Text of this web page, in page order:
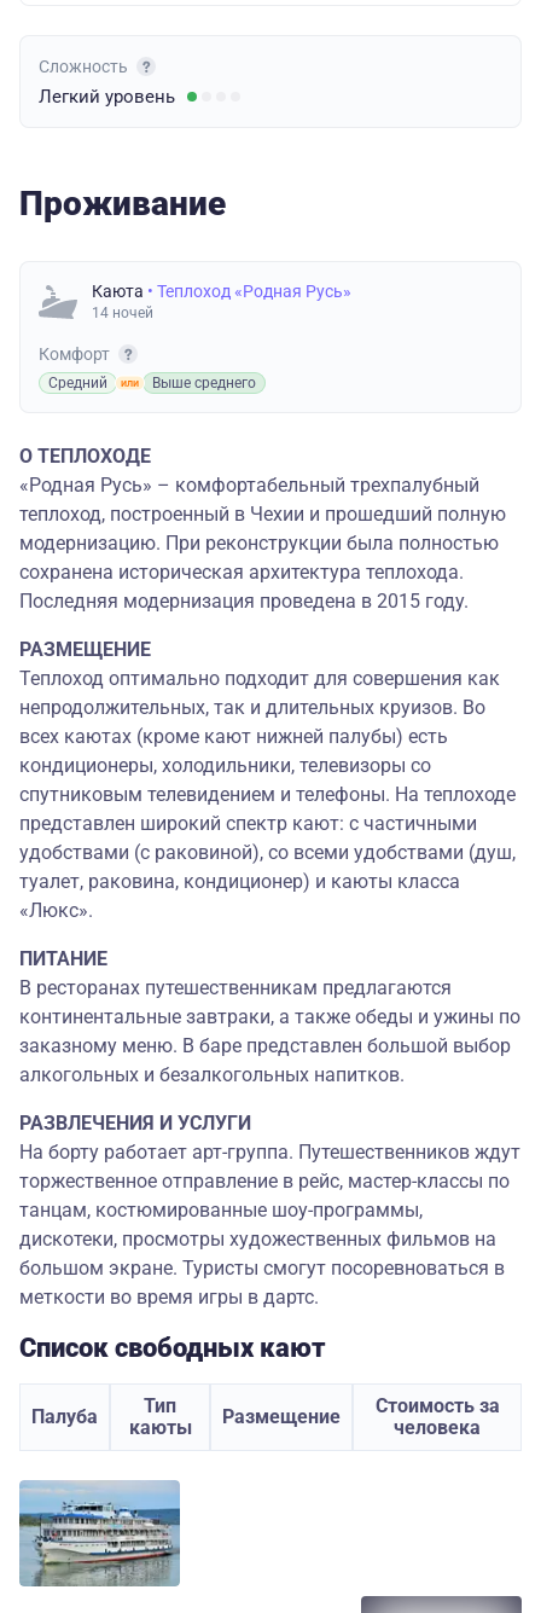
Сложность
Легкий уровень
Проживание
Каюта • Теплоход «Родная Русь»
14 ночей
Комфорт
Средний Выше среднего
О ТЕПЛОХОДЕ
«Родная Русь» – комфортабельный трехпалубный
теплоход, построенный в Чехии и прошедший полную
модернизацию. При реконструкции была полностью
сохранена историческая архитектура теплохода.
Последняя модернизация проведена в 2015 году.
РАЗМЕЩЕНИЕ
Теплоход оптимально подходит для совершения как
непродолжительных, так и длительных круизов. Во
всех каютах (кроме кают нижней палубы) есть
кондиционеры, холодильники, телевизоры со
спутниковым телевидением и телефоны. На теплоходе
представлен широкий спектр кают: с частичными
удобствами (с раковиной), со всеми удобствами (душ,
туалет, раковина, кондиционер) и каюты класса
«Люкс».
ПИТАНИЕ
В ресторанах путешественникам предлагаются
континентальные завтраки, а также обеды и ужины по
заказному меню. В баре представлен большой выбор
алкогольных и безалкогольных напитков.
РАЗВЛЕЧЕНИЯ И УСЛУГИ
На борту работает арт-группа. Путешественников ждут
торжественное отправление в рейс, мастер-классы по
танцам, костюмированные шоу-программы,
дискотеки, просмотры художественных фильмов на
большом экране. Туристы смогут посоревноваться в
меткости во время игры в дартс.
Список свободных кают
Палуба
Тип
каюты
Размещение
Стоимость за
человека